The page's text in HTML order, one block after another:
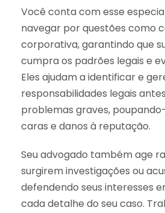
Você conta com esse
navegar por questões como
corporativa, garantindo que
cumpra os padrões legais e
Eles ajudam a identificar e
responsabilidades legais
problemas graves,
caras e danos à reputação.
Seu advogado também age
surgirem investigações ou
defendendo seus interesses
cada detalhe do seu caso.